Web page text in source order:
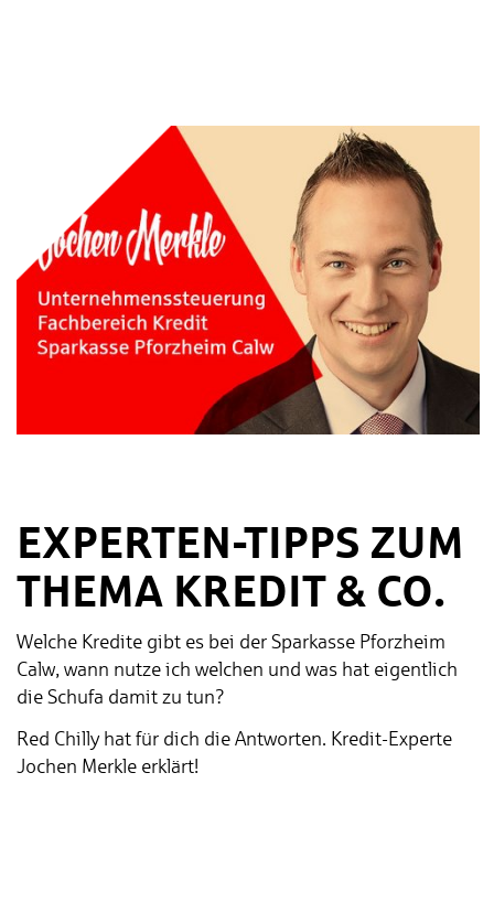
EXPERTEN-TIPPS ZUM
THEMA KREDIT & CO.
Welche Kredite gibt es bei der Sparkasse Pforzheim
Calw, wann nutze ich welchen und was hat eigentlich
die Schufa damit zu tun?
Red Chilly hat für dich die Antworten. Kredit-Experte
Jochen Merkle erklärt!